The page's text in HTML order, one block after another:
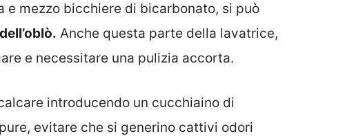
e mezzo bicchiere di bicarbonato, si può
Anche questa parte della lavatrice,
e necessitare una pulizia accorta.
introducendo un cucchiaino di
evitare che si generino cattivi odori